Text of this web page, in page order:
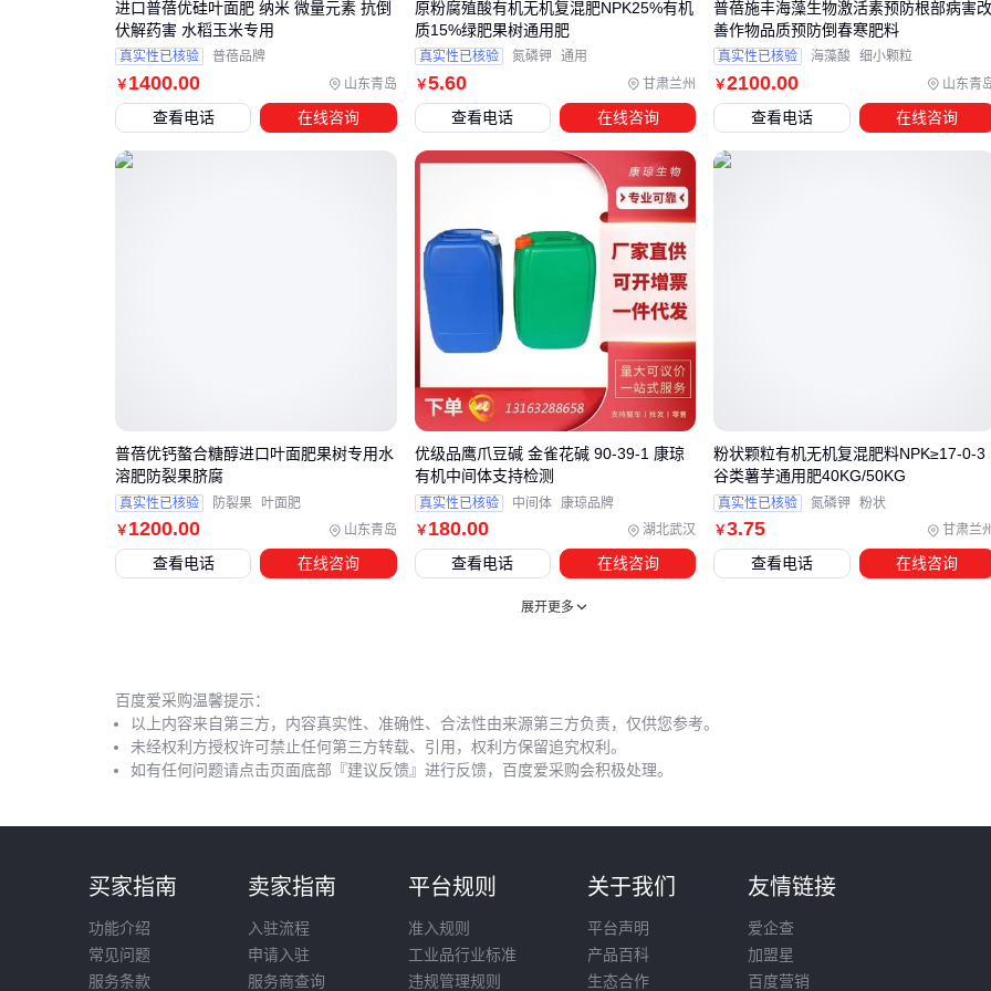
豆麸产品中有机载体缓释钾的特性就成为关键优势，既能平稳
供肥又避免浓度突变。
完成作物-土壤匹配后，还需评估施肥设备的兼容性。粉剂型复
混肥需要配备防潮撒施机，而颗粒剂型则对普通施肥机具适应
性更好。这关系到后续使用的便利性和肥效发挥程度。
四、选对施肥工具，避免肥料效果打折扣
采购赛豆麸有机无机复混肥料后，许多用户常忽略配套设备的
重要性。复混肥的颗粒特性与普通化肥不同，传统撒施工具可
能导致抛撒不均或养分分离。
粉状有机组分易吸附在普通撒肥机内壁，造成浪费
无机颗粒的抛射轨迹受设备转速影响显著
人工撒施难以控制单位面积施肥量
针对豆麸基复混肥特性，建议优先考虑带有横绞龙结构的撒肥
设备，其低速搅拌功能可保持肥料组分均匀性。对于小面积种
背负式撒肥机
使用，能更精准控制施
肥量。
防护装备同样关键。复混肥中的有机物质可能引发皮肤敏感，
五、季节变化时如何调整施肥策略
春季地温回升时适当增加施肥频次
夏季暴雨后需补测土壤养分流失情况
秋季收获后配合地膜覆盖机 使用可延长肥效
￥1400.00 山东青岛
进口普蓓优硅叶面肥 纳米 微量元素 抗倒
伏解药害 水稻玉米专用
真实性已核验 普蓓品牌
查看电话 在线咨询
￥5.60 甘肃兰州
原粉腐殖酸有机无机复混肥NPK25%有机
质15%绿肥果树通用肥
真实性已核验 氮磷钾 通用
查看电话 在线咨询
￥2100.00 山东青
普蓓施丰海藻生物激活素预防根部病害
善作物品质预防倒春寒肥料
真实性已核验 海藻酸 细小颗粒
查看电话 在线咨询
￥ 1200.00 山东青岛
普蓓优钙螯合糖醇进口叶面肥果树专用水
溶肥防裂果脐腐
真实性已核验 防裂果 叶面肥
查看电话 在线咨询
￥ 180.00 湖北武汉
优级品鹰爪豆碱 金雀花碱 90-39-1 康琼
有机中间体支持检测
真实性已核验 中间体 康琼品牌
查看电话 在线咨询
￥3.75 甘肃兰
粉状颗粒有机无机复混肥料NPK≥17-0-3
谷类薯芋通用肥40KG/50KG
真实性已核验 氮磷钾 粉状
查看电话 在线咨询
展开更多
百度爱采购温馨提示：
以上内容来自第三方，内容真实性、准确性、合法性由来源第三方负责，仅供您参考。
未经权利方授权许可禁止任何第三方转载、引用，权利方保留追究权利。
如有任何问题请点击页面底部『建议反馈』进行反馈，百度爱采购会积极处理。
买家指南
功能介绍
常见问题
服务条款
卖家指南
入驻流程
申请入驻
服务商查询
平台规则
准入规则
工业品行业标准
违规管理规则
关于我们
平台声明
产品百科
生态合作
友情链接
爱企查
加盟星
百度营销